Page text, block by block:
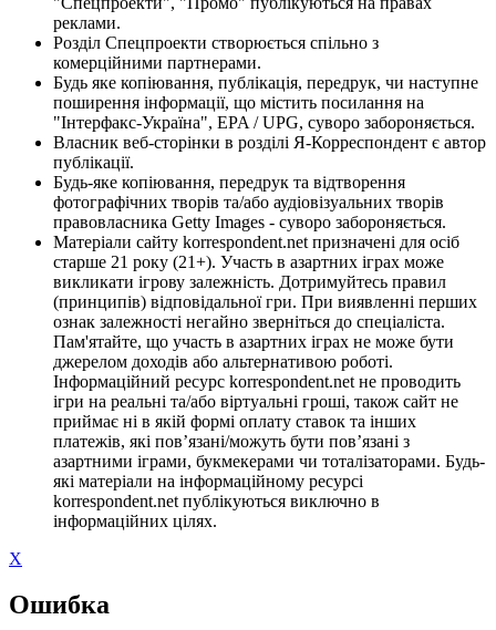
реклами.
Розділ Спецпроекти створюється спільно з
комерційними партнерами.
Будь яке копіювання, публікація, передрук, чи наступне
поширення інформації, що містить посилання на
"Інтерфакс-Україна", EPA / UPG, суворо забороняється.
Власник веб-сторінки в розділі Я-Корреспондент є автор
публікації.
Будь-яке копіювання, передрук та відтворення
фотографічних творів та/або аудіовізуальних творів
правовласника Getty Images - суворо забороняється.
Матеріали сайту korrespondent.net призначені для осіб
старше 21 року (21+). Участь в азартних іграх може
викликати ігрову залежність. Дотримуйтесь правил
(принципів) відповідальної гри. При виявленні перших
ознак залежності негайно зверніться до спеціаліста.
Пам'ятайте, що участь в азартних іграх не може бути
джерелом доходів або альтернативою роботі.
Інформаційний ресурс korrespondent.net не проводить
ігри на реальні та/або віртуальні гроші, також сайт не
приймає ні в якій формі оплату ставок та інших
платежів, які пов’язані/можуть бути пов’язані з
азартними іграми, букмекерами чи тоталізаторами. Будь-
які матеріали на інформаційному ресурсі
korrespondent.net публікуються виключно в
інформаційних цілях.
X
Ошибка